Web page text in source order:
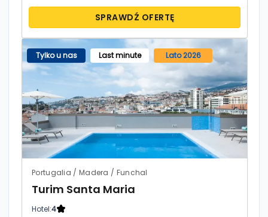
SPRAWDŹ OFERTĘ
Tylko u nas Last minute Lato 2026
Portugalia / Madera / Funchal
Turim Santa Maria
Hotel:4